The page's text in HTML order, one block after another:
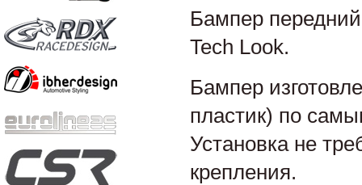
Бампер
Tech Look.
Бампер
пластик) по
Установка не
крепления.